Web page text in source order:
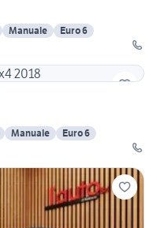
Manuale
Euro 6
Manuale
Euro 6